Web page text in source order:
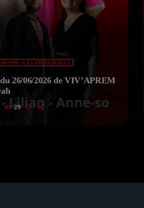
19H - LES INTÉGRALES
26/06/2026 de VIV’APREM
29